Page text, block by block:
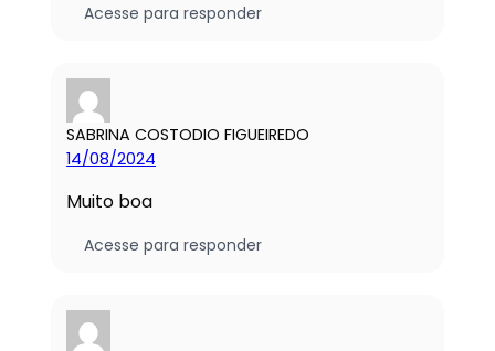
Acesse para responder
SABRINA COSTODIO FIGUEIREDO
14/08/2024
Muito boa
Acesse para responder